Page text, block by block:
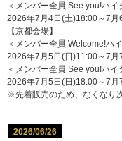
＜メンバー全員 See you!ハイ
2026年7月4日(土)18:00～7月
【京都会場】
＜メンバー全員 Welcome!ハ
2026年7月5日(日)11:00～7月
＜メンバー全員 See you!ハイ
2026年7月5日(日)18:00～7月
※先着販売のため、なくなり
2026/06/26